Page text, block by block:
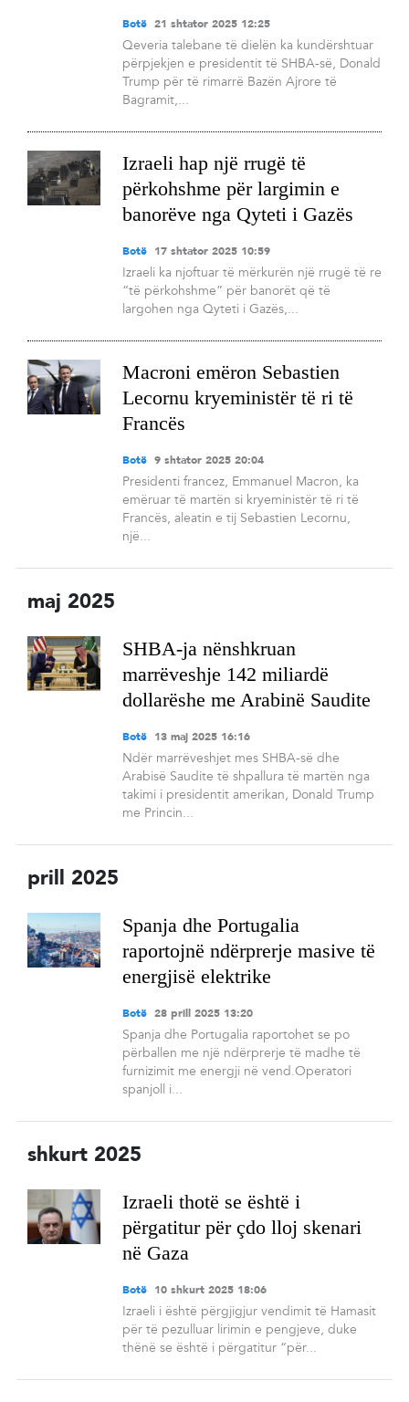
Botë 21 shtator 2025 12:25
Qeveria talebane të dielën ka kundërshtuar
përpjekjen e presidentit të SHBA-së, Donald
Trump për të rimarrë Bazën Ajrore të
Bagramit,...
Izraeli hap një rrugë të
përkohshme për largimin e
banorëve nga Qyteti i Gazës
Botë 17 shtator 2025 10:59
Izraeli ka njoftuar të mërkurën një rrugë të re
“të përkohshme” për banorët që të
largohen nga Qyteti i Gazës,...
Macroni emëron Sebastien
Lecornu kryeministër të ri të
Francës
Botë 9 shtator 2025 20:04
Presidenti francez, Emmanuel Macron, ka
emëruar të martën si kryeministër të ri të
Francës, aleatin e tij Sebastien Lecornu,
një...
maj 2025
SHBA-ja nënshkruan
marrëveshje 142 miliardë
dollarëshe me Arabinë Saudite
Botë 13 maj 2025 16:16
Ndër marrëveshjet mes SHBA-së dhe
Arabisë Saudite të shpallura të martën nga
takimi i presidentit amerikan, Donald Trump
me Princin...
prill 2025
Spanja dhe Portugalia
raportojnë ndërprerje masive të
energjisë elektrike
Botë 28 prill 2025 13:20
Spanja dhe Portugalia raportohet se po
përballen me një ndërprerje të madhe të
furnizimit me energji në vend.Operatori
spanjoll i...
shkurt 2025
Izraeli thotë se është i
përgatitur për çdo lloj skenari
në Gaza
Botë 10 shkurt 2025 18:06
Izraeli i është përgjigjur vendimit të Hamasit
për të pezulluar lirimin e pengjeve, duke
thënë se është i përgatitur “për...